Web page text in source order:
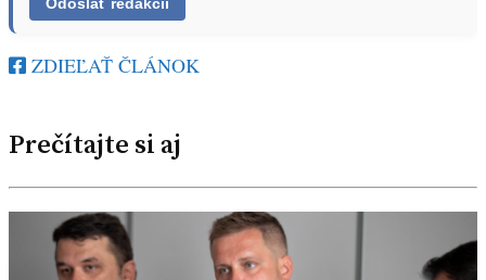
ZDIEĽAŤ ČLÁNOK
Prečítajte si aj